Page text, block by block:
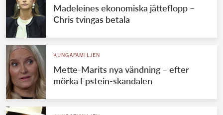
Madeleines ekonomiska jätteflopp –
Chris tvingas betala
KUNGAFAMILJEN
Mette-Marits nya vändning – efter
mörka Epstein-skandalen